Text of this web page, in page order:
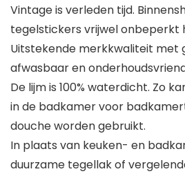
Vintage is verleden tijd.
tegelstickers vrijwel onbeperkt
Uitstekende merkkwaliteit met
afwasbaar en
De lijm is 100% waterdicht. Zo
in de badkamer voor
douche worden gebruikt.
In plaats van keuken- en
duurzame tegellak of